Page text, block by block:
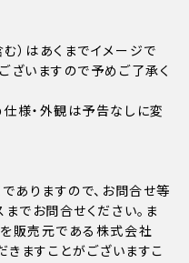
）はあくまでイメージで
ざいますので予めご了承く
様・外観は予告なしに変
りますので、お問合せ等
でお問合せください。ま
販売元である株式会社
ますことがございますこ